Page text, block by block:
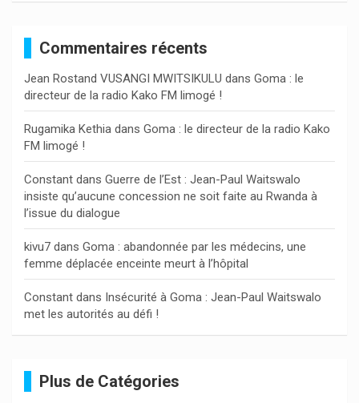
c
h
e
r
Commentaires récents
Jean Rostand VUSANGI MWITSIKULU dans Goma : le
directeur de la radio Kako FM limogé !
Rugamika Kethia dans Goma : le directeur de la radio Kako
FM limogé !
Constant dans Guerre de l’Est : Jean-Paul Waitswalo
insiste qu’aucune concession ne soit faite au Rwanda à
l’issue du dialogue
kivu7 dans Goma : abandonnée par les médecins, une
femme déplacée enceinte meurt à l’hôpital
Constant dans Insécurité à Goma : Jean-Paul Waitswalo
met les autorités au défi !
Plus de Catégories